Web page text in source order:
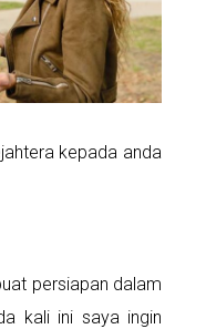
kepada anda
persiapan dalam
kali ini saya ingin